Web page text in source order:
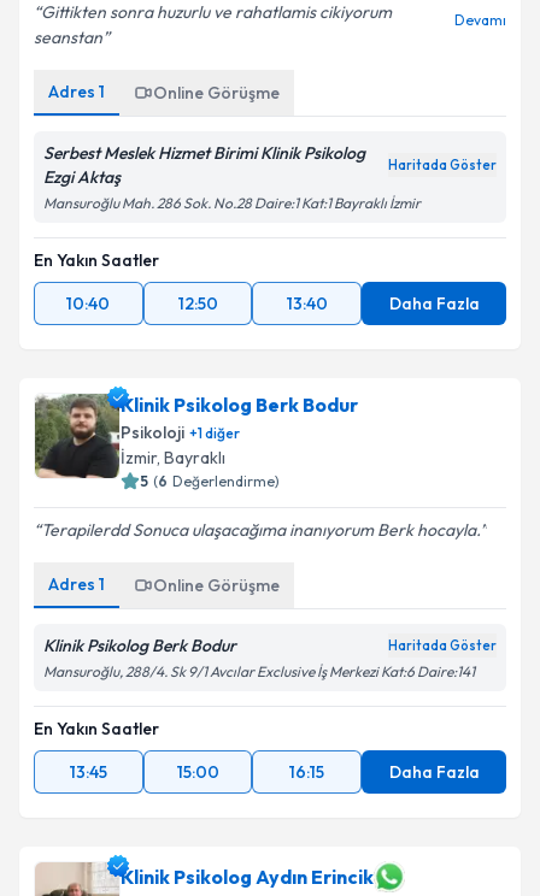
Gittikten sonra huzurlu ve rahatlamis cikiyorum
seanstan
Devamı
Adres 1 Online Görüşme
Serbest Meslek Hizmet Birimi Klinik Psikolog
Ezgi Aktaş
Haritada Göster
Mansuroğlu Mah. 286 Sok. No.28 Daire:1 Kat:1 Bayraklı İzmir
En Yakın Saatler
10:40
12:50 13:40 Daha Fazla
Klinik Psikolog Berk Bodur
Psikoloji +1diğer
İzmir, Bayraklı
5 (6 Değerlendirme)
Terapilerdd Sonuca ulaşacağıma inanıyorum Berk hocayla.
Adres 1 Online Görüşme
Klinik Psikolog Berk Bodur Haritada Göster
Mansuroğlu, 288/4. Sk 9/1 Avcılar Exclusive İş Merkezi Kat:6 Daire:141
En Yakın Saatler
13:45
15:00 16:15 Daha Fazla
Klinik Psikolog Aydın Erincik